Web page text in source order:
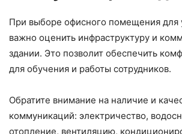
При выборе офисного помещения для
важно оценить инфраструктуру и
здании. Это позволит обеспечить
для обучения и работы сотрудников.
Обратите внимание на наличие и
коммуникаций: электричество,
отопление, вентиляцию,